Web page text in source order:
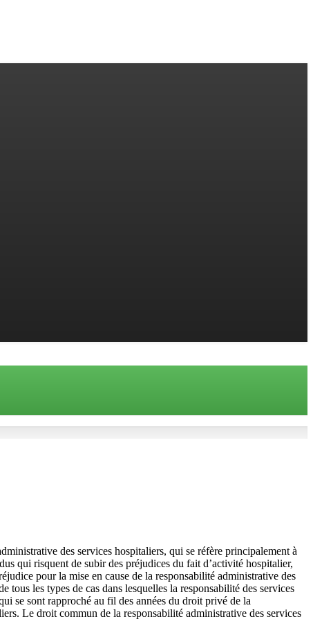
des services hospitaliers, qui se réfère principalement à
qui risquent de subir des préjudices du fait d’activité hospitalier,
pour la mise en cause de la responsabilité administrative des
tous les types de cas dans lesquelles la responsabilité des services
se sont rapproché au fil des années du droit privé de la
Le droit commun de la responsabilité administrative des services